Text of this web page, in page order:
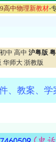
9高中物理新教材-
初中 高中 沪粤版
华师大 浙教版
、教案、学